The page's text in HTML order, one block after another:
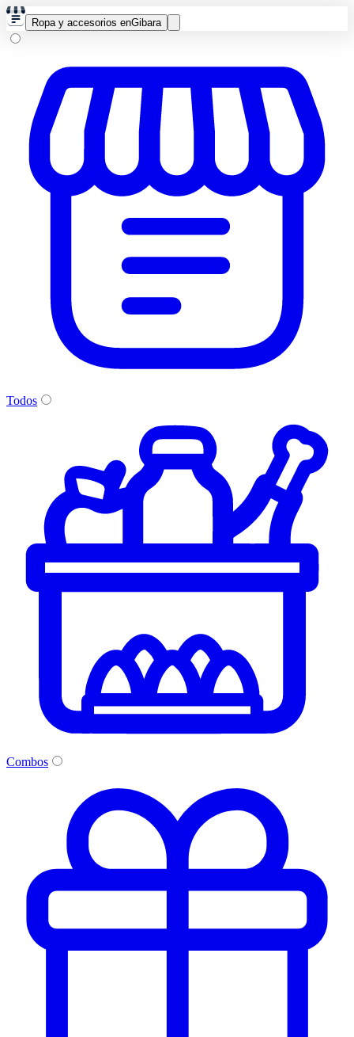
Ropa y accesorios enGibara
Todos
Combos